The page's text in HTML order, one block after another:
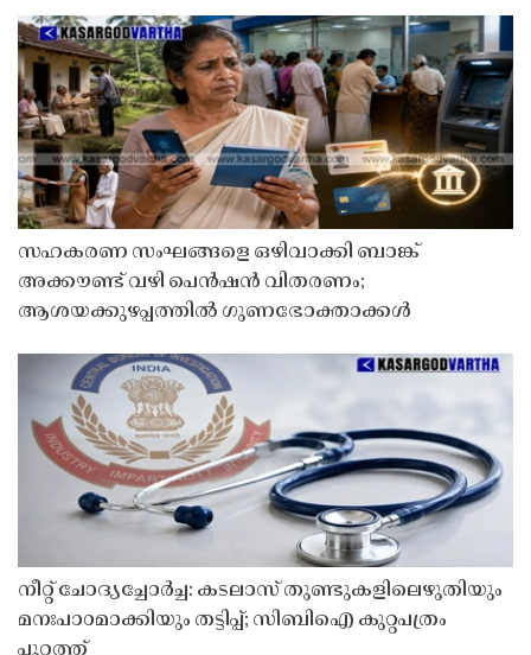
സഹകരണ സംഘങ്ങളെ ഒഴിവാക്കി ബാങ്ക്
അക്കൗണ്ട് വഴി പെൻഷൻ വിതരണം;
ആശയക്കുഴപ്പത്തിൽ ഗുണഭോക്താക്കൾ
നീറ്റ് ചോദ്യച്ചോർച്ച: കടലാസ് തുണ്ടുകളിലെഴുതിയും
മനഃപാഠമാക്കിയും തട്ടിപ്പ്; സിബിഐ കുറ്റപത്രം